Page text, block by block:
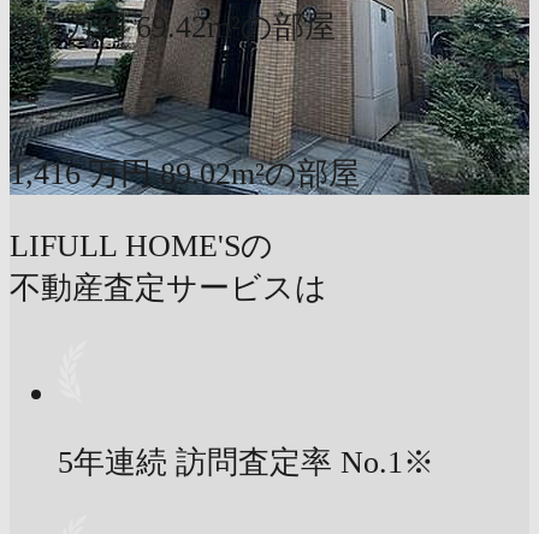
907 万円 69.42m²の部屋
〜
1,416 万円 89.02m²の部屋
LIFULL HOME'Sの
不動産査定サービスは
5年連続 訪問査定率 No.1※